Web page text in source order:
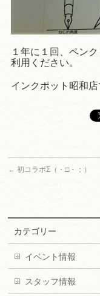
１年に１回、ペン
利用ください。
インクポット昭和店
← 初コラボΣ（・□・；）
カテゴリー
イベント情報
スタッフ情報